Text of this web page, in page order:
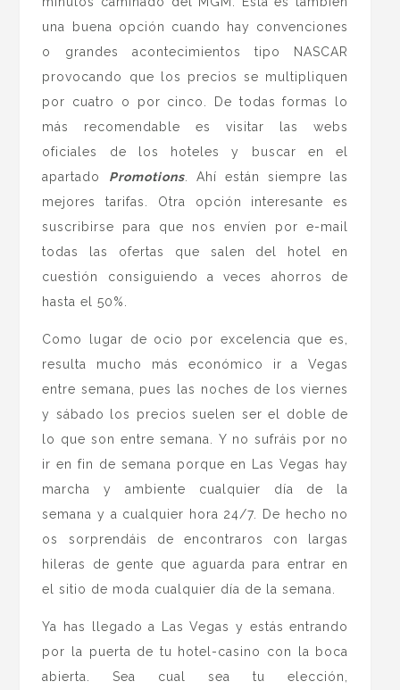
una buena opción cuando hay convenciones
o grandes acontecimientos tipo NASCAR
provocando que los precios se multipliquen
por cuatro o por cinco. De todas formas lo
más recomendable es visitar las webs
oficiales de los hoteles y buscar en el
apartado Promotions. Ahí están siempre las
mejores tarifas. Otra opción interesante es
suscribirse para que nos envíen por e-mail
todas las ofertas que salen del hotel en
cuestión consiguiendo a veces ahorros de
hasta el 50%.
Como lugar de ocio por excelencia que es,
resulta mucho más económico ir a Vegas
entre semana, pues las noches de los viernes
y sábado los precios suelen ser el doble de
lo que son entre semana. Y no sufráis por no
ir en fin de semana porque en Las Vegas hay
marcha y ambiente cualquier día de la
semana y a cualquier hora 24/7. De hecho no
os sorprendáis de encontraros con largas
hileras de gente que aguarda para entrar en
el sitio de moda cualquier día de la semana.
Ya has llegado a Las Vegas y estás entrando
por la puerta de tu hotel-casino con la boca
abierta. Sea cual sea tu elección,